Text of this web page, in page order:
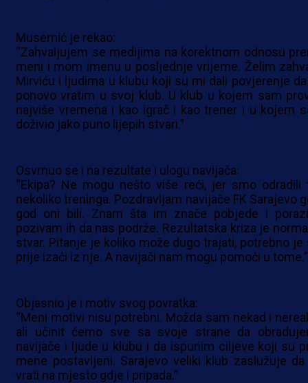
Musemić je rekao:
“Zahvaljujem se medijima na korektnom odnosu
meni i mom imenu u posljednje vrijeme. Želim
Mirviću i ljudima u klubu koji su mi dali povjerenje
ponovo vratim u svoj klub. U klub u kojem sam
najviše vremena i kao igrač i kao trener i u kojem
doživio jako puno lijepih stvari.”
Osvrnuo se i na rezultate i ulogu navijača:
“Ekipa? Ne mogu nešto više reći, jer smo odradili
nekoliko treninga. Pozdravljam navijače FK Sarajevo
god oni bili. Znam šta im znače pobjede i
pozivam ih da nas podrže. Rezultatska kriza je
stvar. Pitanje je koliko može dugo trajati, potrebno je
prije izaći iz nje. A navijači nam mogu pomoći u tome.”
Objasnio je i motiv svog povratka:
“Meni motivi nisu potrebni. Možda sam nekad i
ali učinit ćemo sve sa svoje strane da
navijače i ljude u klubu i da ispunim ciljeve koji su
mene postavljeni. Sarajevo veliki klub zaslužuje
vrati na mjesto gdje i pripada.”